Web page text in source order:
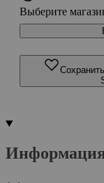
Выберите
Информация